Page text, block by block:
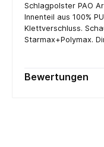
Schlagpolster PAO
Innenteil aus 100%
Klettverschluss.
Starmax+Polymax.
Bewertungen